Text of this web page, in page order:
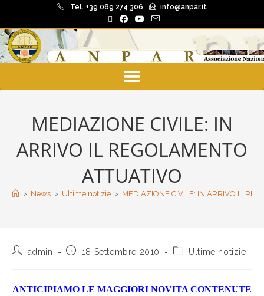
Tel. +39 089 274 306 info@anpar.it
MEDIAZIONE CIVILE: IN
ARRIVO IL REGOLAMENTO
ATTUATIVO
> News > Ultime notizie > MEDIAZIONE CIVILE: IN ARRIVO IL
admin 18 Settembre 2010 Ultime notizie
ANTICIPIAMO LE MAGGIORI NOVITA CONTENUTE